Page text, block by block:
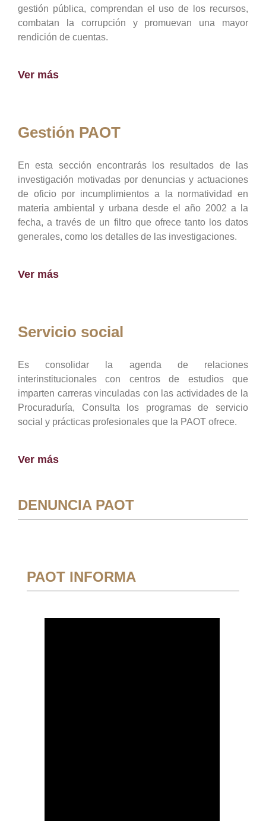
gestión pública, comprendan el uso de los recursos,
combatan la corrupción y promuevan una mayor
rendición de cuentas.
Ver más
Gestión PAOT
En esta sección encontrarás los resultados de las
investigación motivadas por denuncias y actuaciones
de oficio por incumplimientos a la normatividad en
materia ambiental y urbana desde el año 2002 a la
fecha, a través de un filtro que ofrece tanto los datos
generales, como los detalles de las investigaciones.
Ver más
Servicio social
Es consolidar la agenda de relaciones
interinstitucionales con centros de estudios que
imparten carreras vinculadas con las actividades de la
Procuraduría, Consulta los programas de servicio
social y prácticas profesionales que la PAOT ofrece.
Ver más
DENUNCIA PAOT
PAOT INFORMA